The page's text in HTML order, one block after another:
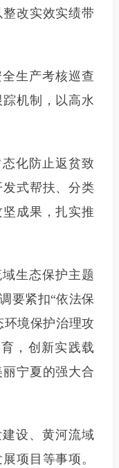
改实效实绩带
生产考核巡查
机制，以高水
化防止返贫致
式帮扶、分类
成果，扎实推
生态保护主题
要紧扣“依法保
环境保护治理攻
，创新实践载
宁夏的强大合
设、黄河流域
项目等事项。